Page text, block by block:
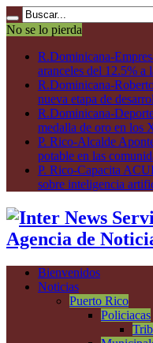
No se lo pierda
R.Dominicana-
aranceles del 12.5% a
R.Dominicana-
nueva etapa de
R.Dominicana-
medalla de oro en los
P. Rico-Alcalde
potable en las
P. Rico-Capacita
sobre inteligencia
Agencia de
Bienvenidos
Noticias
Puerto Rico
Policiacas